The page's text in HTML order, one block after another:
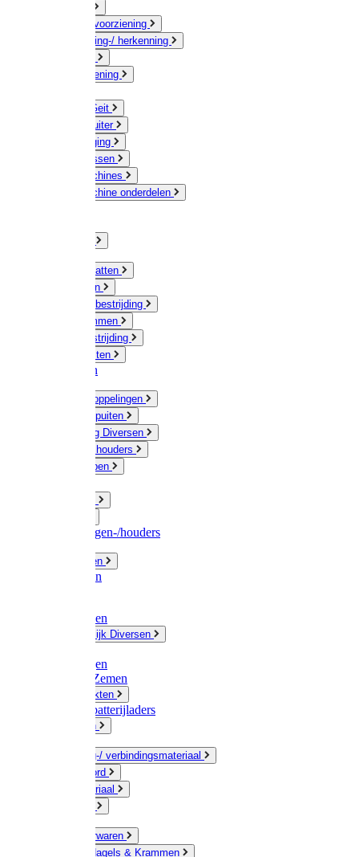
Drinkwatervoorziening
Veemarkering-/ herkenning
Voervoorziening
Schaap / Geit
Paard & Ruiter
Veeverzorging
Scheermessen
Scheermachines
Scheermachine onderdelen
Muizen / Ratten
Drukspuiten
Ongediertebestrijding
Mollenklemmen
Onkruidbestrijding
Vliegenkasten
Meststoffen
Messing koppelingen
Gieters / Spuiten
Besproeiing Diversen
Slangen & houders
Waterpompen
Slangenwagen-/houders
Olie / Vetten
Chemicalien
Plasticzakken
Huishoudelijk Diversen
Zaksluitingen
Sponzen / Zemen
Zeepprodukten
Batterij & batterijladers
Zaklampen
Verpakking-/ verbindingsmateriaal
Touw / Koord
Afdekmateriaal
Kleine ijzerwaren
Spijkers, Nagels & Krammen